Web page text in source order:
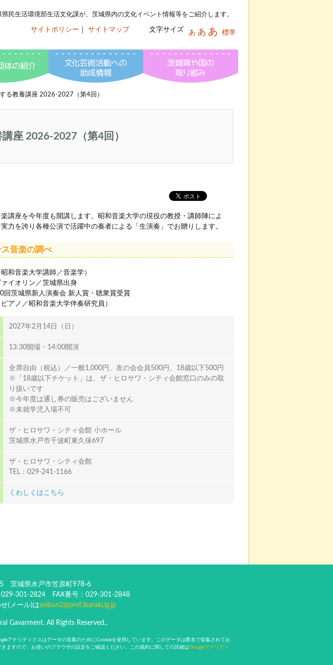
き文化情報ネット
民生活環境部生活文化課が、茨城県内の文化イベント情報等をご紹介します。
サイトポリシー サイトマップ 文字サイズ あ あ あ 標準
文化活動団体の紹介 文化芸術活動への助成情報
る教養講座 2026-2027（第4回）
座 2026-2027（第4回）
講座を今年度も開講します。昭和音楽大学の現役の教授・講師陣によ
力を誇り各種公演で活躍中の奏者による「生演奏」でお贈りします。
ス音楽の調べ
和音楽大学講師／音楽学）
イオリン／茨城県出身
県新人演奏会 新人賞・聴衆賞受賞
／昭和音楽大学伴奏研究員）
2027年2月14日（日）
13:30開場・14:00開演
全席自由（税込）／一般1,000円、友の会会員500円、18歳以下500円
※「18歳以下チケット」は、ザ・ヒロサワ・シティ会館窓口のみの取
り扱いです
※今年度は通し券の販売はございません
※未就学児入場不可
ザ・ヒロサワ・シティ会館 小ホール
茨城県水戸市千波町東久保697
ザ・ヒロサワ・シティ会館
TEL：029-241-1166
くわしくはこちら
茨城県水戸市笠原町978-6
029-301-2824 FAX番号：029-301-2848
(メール)はseibun2@pref.ibaraki.lg.jp
Gavarment. All Rights Reserved..
アナリティクスはデータの収集のためにCookieを使用しています。このデータは匿名で収集されてお
ますので、お使いのブラウザの設定をご確認ください。この規約に関しての詳細はGoogleアナリティ